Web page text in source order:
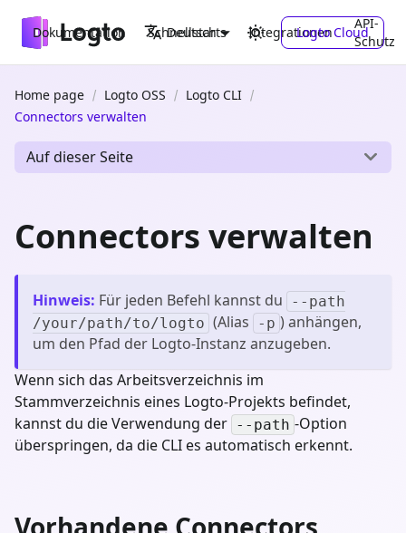
Dokumentation Schnellstarts Integrationen
API-
Schutz
Deutsch Logto Cloud
Home page Logto OSS
Logto CLI
Connectors verwalten
Auf dieser Seite
Connectors verwalten
Hinweis: Für jeden Befehl kannst du
--path
/your/path/to/logto (Alias -p ) anhängen,
um den Pfad der Logto-Instanz anzugeben.
Wenn sich das Arbeitsverzeichnis im
Stammverzeichnis eines Logto-Projekts befindet,
kannst du die Verwendung der --path -Option
überspringen, da die CLI es automatisch erkennt.